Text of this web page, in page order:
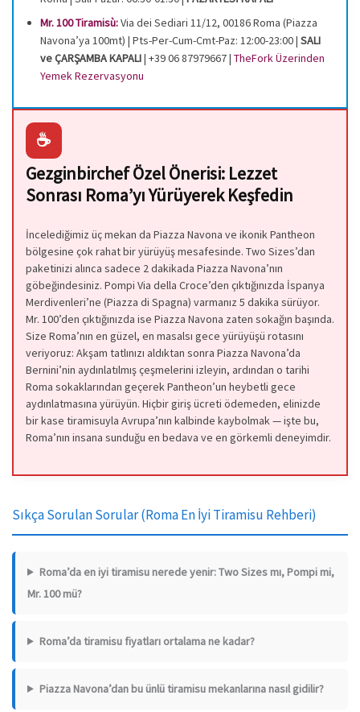
Mr. 100 Tiramisù:Via dei Sediari 11/12, 00186 Roma (Piazza
Navona’ya 100mt) | Pts-Per-Cum-Cmt-Paz: 12:00-23:00 | SALI
ve ÇARŞAMBA KAPALI| +39 06 87979667 | TheFork Üzerinden
Yemek Rezervasyonu
☕
Gezginbirchef Özel Önerisi: Lezzet
Sonrası Roma’yı Yürüyerek Keşfedin
İncelediğimiz üç mekan da Piazza Navona ve ikonik Pantheon
bölgesine çok rahat bir yürüyüş mesafesinde. Two Sizes’dan
paketinizi alınca sadece 2 dakikada Piazza Navona’nın
göbeğindesiniz. Pompi Via della Croce’den çıktığınızda İspanya
Merdivenleri’ne (Piazza di Spagna) varmanız 5 dakika sürüyor.
Mr. 100’den çıktığınızda ise Piazza Navona zaten sokağın başında.
Size Roma’nın en güzel, en masalsı gece yürüyüşü rotasını
veriyoruz: Akşam tatlınızı aldıktan sonra Piazza Navona’da
Bernini’nin aydınlatılmış çeşmelerini izleyin, ardından o tarihi
Roma sokaklarından geçerek Pantheon’un heybetli gece
aydınlatmasına yürüyün. Hiçbir giriş ücreti ödemeden, elinizde
bir kase tiramisuyla Avrupa’nın kalbinde kaybolmak — işte bu,
Roma’nın insana sunduğu en bedava ve en görkemli deneyimdir.
Sıkça Sorulan Sorular (Roma En İyi Tiramisu Rehberi)
Roma’da en iyi tiramisu nerede yenir: Two Sizes mı, Pompi mi,
Mr. 100 mü?
Roma’da tiramisu fiyatları ortalama ne kadar?
Piazza Navona’dan bu ünlü tiramisu mekanlarına nasıl gidilir?